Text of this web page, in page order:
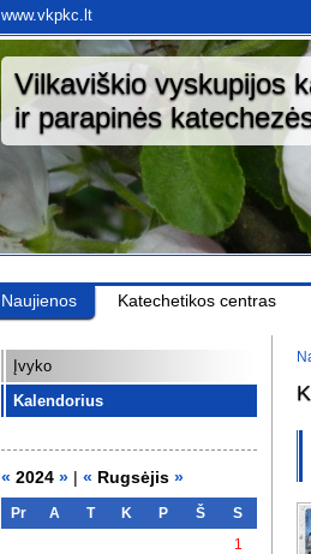
www.vkpkc.lt
Vilkaviškio vyskupijos
ir parapinės
Naujienos Katechetikos centras
Įvyko
Kalendorius
« 2024 » | « Rugsėjis »
Pr A T K P Š
S
1